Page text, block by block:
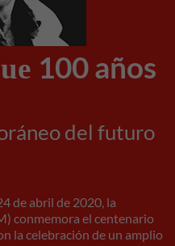
100 años
del futuro
de abril de 2020, la
conmemora el centenario
la celebración de un amplio